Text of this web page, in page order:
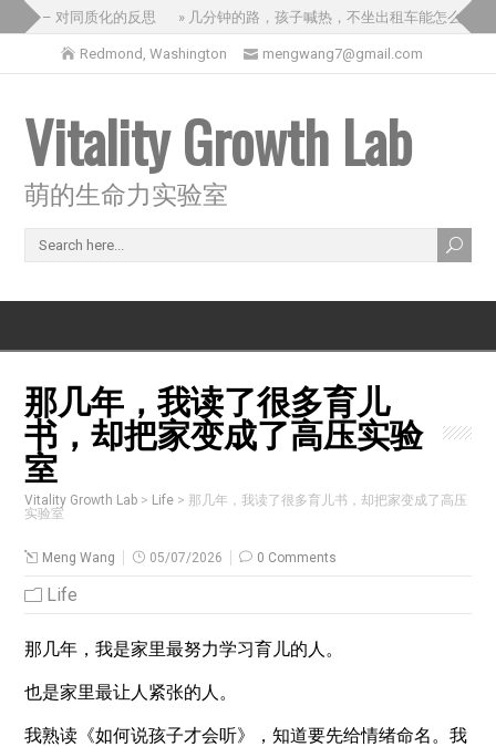
– 对同质化的反思 » 几分钟的路，孩子喊热，不坐出租车能怎么办？
Redmond, Washington mengwang7@gmail.com
Vitality Growth Lab
萌的生命力实验室
那几年，我读了很多育儿
书，却把家变成了高压实验
室
Vitality Growth Lab > Life > 那几年，我读了很多育儿书，却把家变成了高压
实验室
Meng Wang 05/07/2026 0 Comments
Life
那几年，我是家里最努力学习育儿的人。
也是家里最让人紧张的人。
我熟读《如何说孩子才会听》，知道要先给情绪命名。我